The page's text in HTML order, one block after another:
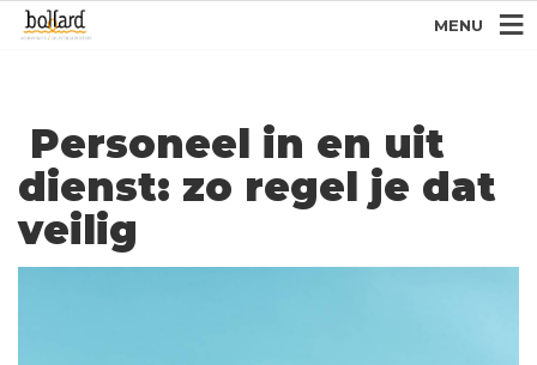
MENU
Personeel in en uit
dienst: zo regel je dat
veilig